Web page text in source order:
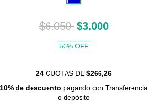
$6.050 $3.000
50% OFF
24CUOTAS DE $266,26
10% de descuento pagando con Transferencia
o depósito